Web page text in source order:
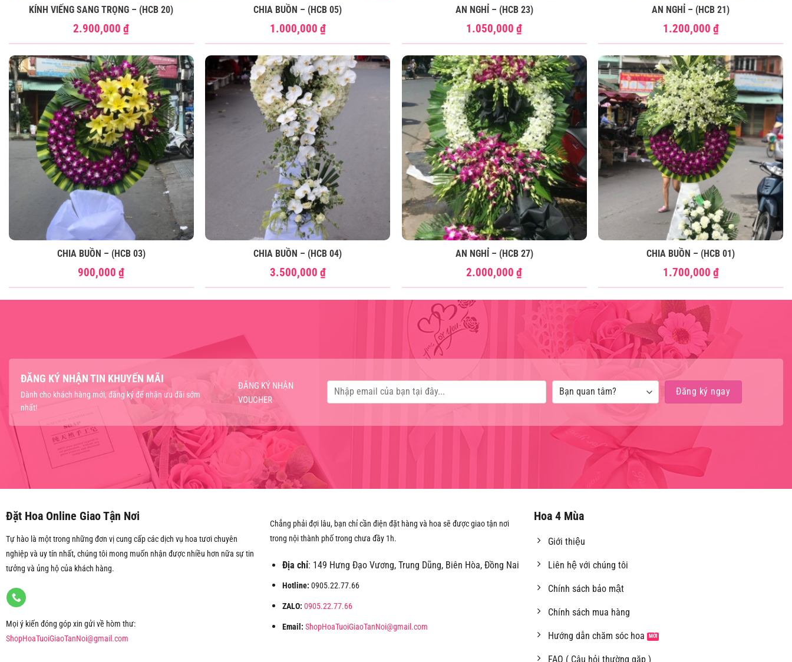
KÍNH VIẾNG SANG TRỌNG – (HCB 20)
2.900,000₫
CHIA BUỒN – (HCB 05)
1.000,000 ₫
AN NGHỈ – (HCB 23)
1.050,000₫
AN NGHỈ – (HCB 21)
1.200,000 ₫
CHIA BUỒN – (HCB 03)
900,000₫
CHIA BUỒN – (HCB 04)
3.500,000 ₫
AN NGHỈ – (HCB 27)
2.000,000₫
CHIA BUỒN – (HCB 01)
1.700,000 ₫
ĐĂNG KÝ NHẬN TIN KHUYẾN MÃI
Dành cho khách hàng mới, đăng ký để nhận ưu đãi sớm
nhất!
ĐĂNG KÝ NHẬN
VOUCHER
Đặt Hoa Online Giao Tận Nơi
Tự hào là một trong những đơn vị cung cấp các dịch vụ hoa tươi chuyên
nghiệp và uy tín nhất, chúng tôi mong muốn nhận được nhiều hơn nữa sự tin
tưởng và ủng hộ của khách hàng.
Mọi ý kiến đóng góp xin gửi về hòm thư:
ShopHoaTuoiGiaoTanNoi@gmail.com
Chẳng phải đợi lâu, bạn chỉ cần điện đặt hàng và hoa sẽ được giao tận nơi
trong nội thành phố trong chưa đầy 1h.
Địa chỉ: 149 Hưng Đạo Vương, Trung Dũng, Biên Hòa, Đồng Nai
Hotline: 0905.22.77.66
ZALO: 0905.22.77.66
Email: ShopHoaTuoiGiaoTanNoi@gmail.com
Hoa 4 Mùa
Giới thiệu
Liên hệ với chúng tôi
Chính sách bảo mật
Chính sách mua hàng
Hướng dẫn chăm sóc hoa
FAQ ( Câu hỏi thường gặp )